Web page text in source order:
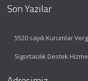
Son Yazılar
5520 sayılı Kurumlar
Sigortacılık Destek